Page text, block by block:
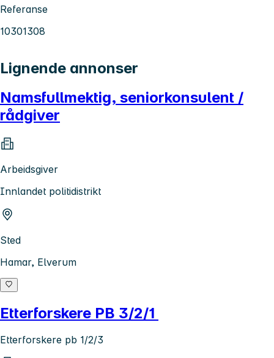
Referanse
10301308
Lignende annonser
Namsfullmektig, seniorkonsulent /
rådgiver
Arbeidsgiver
Innlandet politidistrikt
Sted
Hamar, Elverum
Etterforskere PB 3/2/1
Etterforskere pb 1/2/3